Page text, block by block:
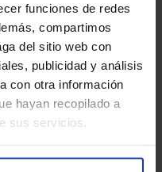
funciones de redes
compartimos
del sitio web con
publicidad y análisis
con otra información
hayan recopilado a
sus servicios.